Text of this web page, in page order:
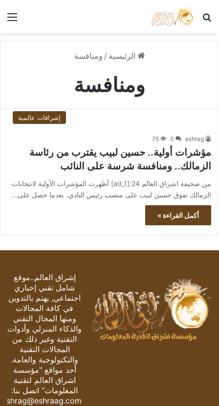
بحث عن
الرئيسية / ومنافسة
ومنافسة
إشراقات عالمية
eshrag
0
75
مؤشرات أولية.. حسين لبيب يقترب من رئاسة
الزمالك.. ومنافسة شرسة على النائب
من صحيفة اشراق العالم 24:[ad_1] أظهرت المؤشرات الأولية لانتخابات
الزمالك تفوق حسين لبيب على منصب رئيس النادي، بعدما حصل على…
أكمل القراءة »
إشراق العالم..موقع
شامل تقني إخباري
اجتماعي, يهتم بالتدوين
في كافة المجالات
ومنها المجال التقني
والذكاء المنزلي وأدوات
التقنية وغير ذلك من
المجالات التقنية
والتكنولوجية والعامة.
أحد مواقع "مؤسسة
اشراق العالم لتقنية
المعلومات" اتصل بنا:
eshrag@eshraag.com